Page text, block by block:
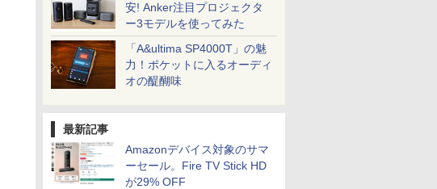
安! Anker注目プロジェクタ
ー3モデルを使ってみた
「A&ultima SP4000T」の魅
力！ポケットに入るオーディ
オの醍醐味
最新記事
Amazonデバイス対象のサマ
ーセール。Fire TV Stick HD
が29% OFF